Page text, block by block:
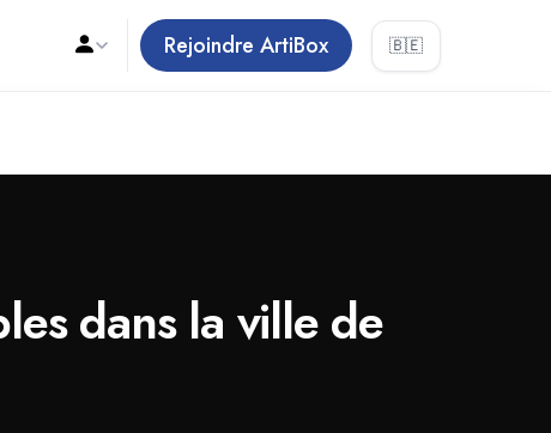
Rejoindre ArtiBox 🇧🇪
dans la ville de